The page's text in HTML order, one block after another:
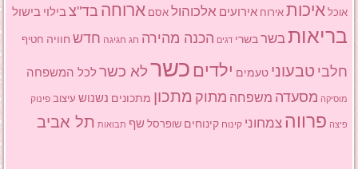
אוכל איכות אירוח אירועים אלכוהול אסם ארוחה בד"צ בילוי בישול
בריאותבשר בשרי דגים הכנה מהירה חג חגיגה חדש חוויה חטיף
חלבי טבעוני טעמים ילדים כשרלא כשר לכל המשפחה
מוסיקה מסעדה משפחה מתוק מתכון מתכונים נשנוש עיצוב פינוק
פיצה פרווה צמחוני קינוח קינוחים שופרסל שף תבואות תל אביב